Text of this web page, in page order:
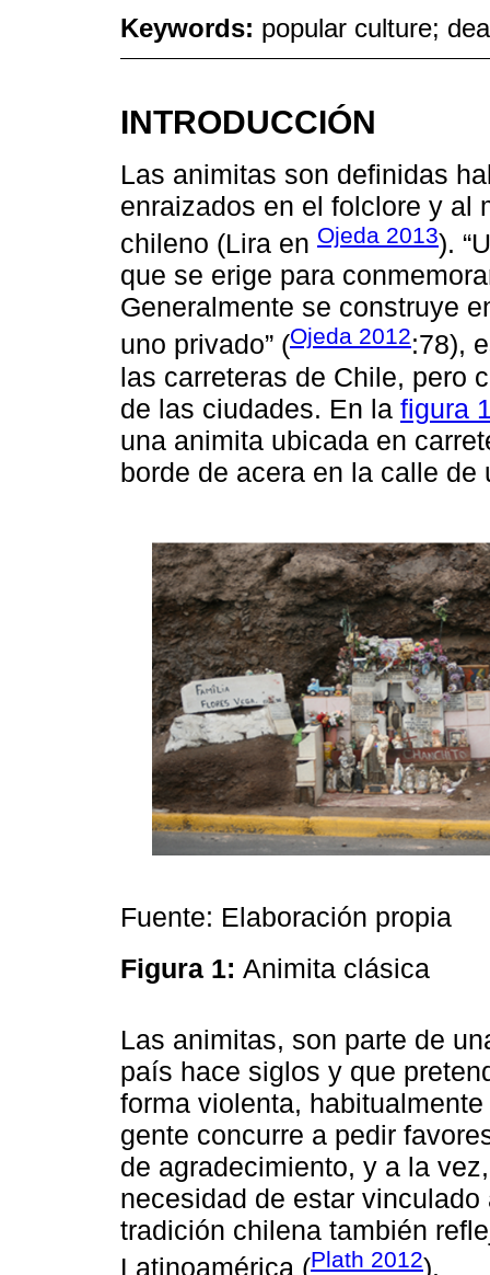
Keywords: popular culture;
INTRODUCCIÓN
Las animitas son definidas
enraizados en el folclore y al
chileno (Lira en Ojeda 2013).
que se erige para
Generalmente se construye
uno privado” (Ojeda 2012:78),
las carreteras de Chile, pero
de las ciudades. En la figura
una animita ubicada en
borde de acera en la calle de
Fuente: Elaboración propia
Figura 1: Animita clásica
Las animitas, son parte de
país hace siglos y que
forma violenta,
gente concurre a pedir
de agradecimiento, y a la
necesidad de estar
tradición chilena también
Latinoamérica (Plath 2012).